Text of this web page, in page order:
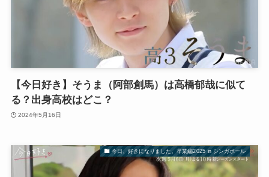
【今日好き】そうま（阿部創馬）は高橋郁哉に似て
る？出身高校はどこ？
2024年5月16日
今日、好きになりました。卒業編2025 in シンガポール